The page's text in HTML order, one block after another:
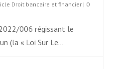
Droit bancaire et financier | 0
006 régissant le
(la « Loi Sur Le...